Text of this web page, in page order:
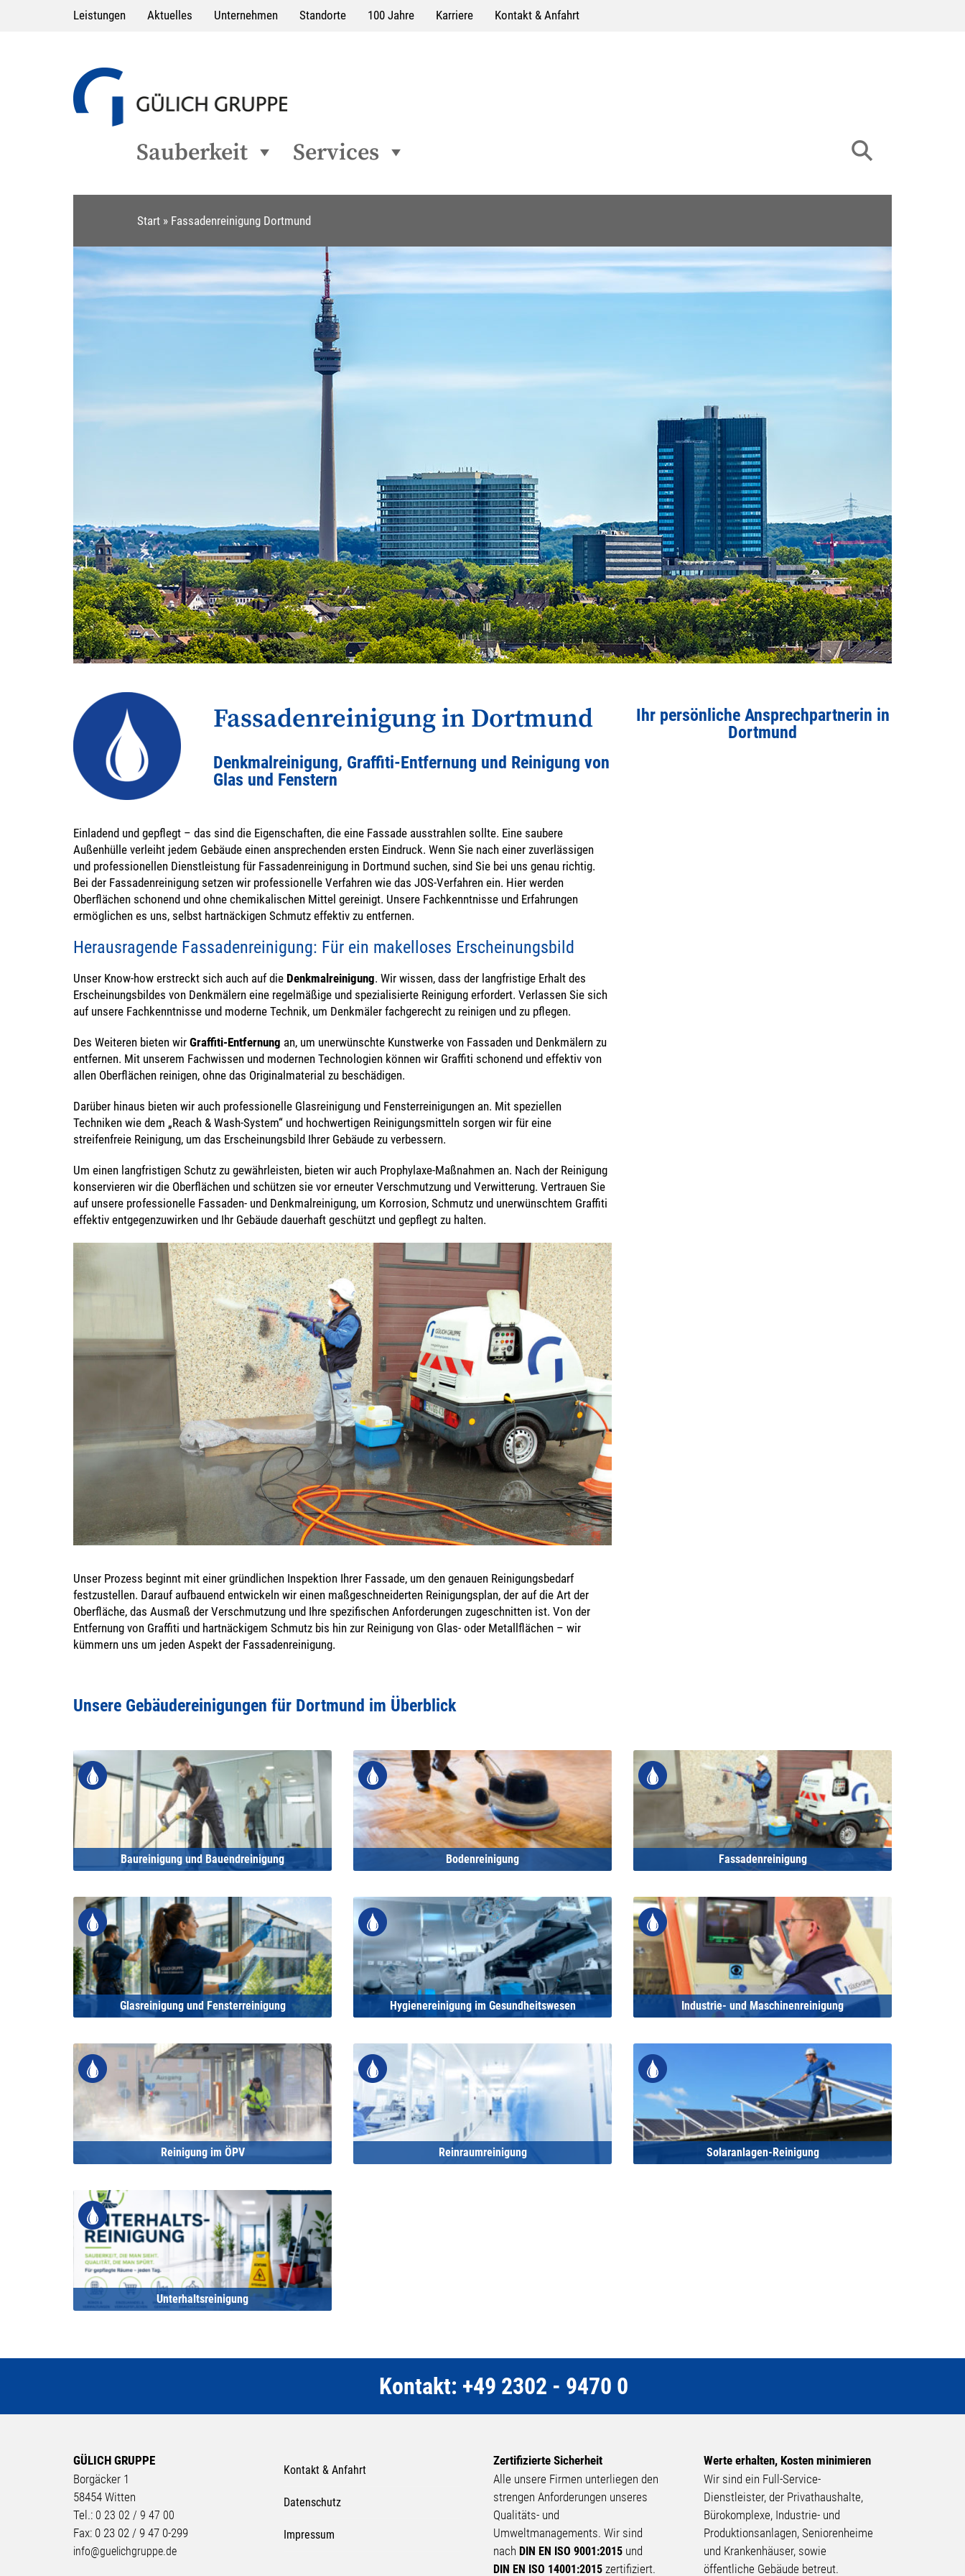
Leistungen Aktuelles Unternehmen Standorte 100 Jahre Karriere Kontakt & Anfahrt
Sauberkeit Services
Start » Fassadenreinigung Dortmund
Fassadenreinigung in Dortmund
Denkmalreinigung, Graffiti-Entfernung und Reinigung von
Glas und Fenstern
Einladend und gepflegt – das sind die Eigenschaften, die eine Fassade ausstrahlen sollte. Eine saubere
Außenhülle verleiht jedem Gebäude einen ansprechenden ersten Eindruck. Wenn Sie nach einer zuverlässigen
und professionellen Dienstleistung für Fassadenreinigung in Dortmund suchen, sind Sie bei uns genau richtig.
Bei der Fassadenreinigung setzen wir professionelle Verfahren wie das JOS-Verfahren ein. Hier werden
Oberflächen schonend und ohne chemikalischen Mittel gereinigt. Unsere Fachkenntnisse und Erfahrungen
ermöglichen es uns, selbst hartnäckigen Schmutz effektiv zu entfernen.
Herausragende Fassadenreinigung: Für ein makelloses Erscheinungsbild
Unser Know-how erstreckt sich auch auf die Denkmalreinigung. Wir wissen, dass der langfristige Erhalt des
Erscheinungsbildes von Denkmälern eine regelmäßige und spezialisierte Reinigung erfordert. Verlassen Sie sich
auf unsere Fachkenntnisse und moderne Technik, um Denkmäler fachgerecht zu reinigen und zu pflegen.
Des Weiteren bieten wir Graffiti-Entfernung an, um unerwünschte Kunstwerke von Fassaden und Denkmälern zu
entfernen. Mit unserem Fachwissen und modernen Technologien können wir Graffiti schonend und effektiv von
allen Oberflächen reinigen, ohne das Originalmaterial zu beschädigen.
Darüber hinaus bieten wir auch professionelle Glasreinigung und Fensterreinigungen an. Mit speziellen
Techniken wie dem „Reach & Wash-System“ und hochwertigen Reinigungsmitteln sorgen wir für eine
streifenfreie Reinigung, um das Erscheinungsbild Ihrer Gebäude zu verbessern.
Um einen langfristigen Schutz zu gewährleisten, bieten wir auch Prophylaxe-Maßnahmen an. Nach der Reinigung
konservieren wir die Oberflächen und schützen sie vor erneuter Verschmutzung und Verwitterung. Vertrauen Sie
auf unsere professionelle Fassaden- und Denkmalreinigung, um Korrosion, Schmutz und unerwünschtem Graffiti
effektiv entgegenzuwirken und Ihr Gebäude dauerhaft geschützt und gepflegt zu halten.
Unser Prozess beginnt mit einer gründlichen Inspektion Ihrer Fassade, um den genauen Reinigungsbedarf
festzustellen. Darauf aufbauend entwickeln wir einen maßgeschneiderten Reinigungsplan, der auf die Art der
Oberfläche, das Ausmaß der Verschmutzung und Ihre spezifischen Anforderungen zugeschnitten ist. Von der
Entfernung von Graffiti und hartnäckigem Schmutz bis hin zur Reinigung von Glas- oder Metallflächen – wir
kümmern uns um jeden Aspekt der Fassadenreinigung.
Ihr persönliche Ansprechpartnerin in
Dortmund
Unsere Gebäudereinigungen für Dortmund im Überblick
Baureinigung und Bauendreinigung Bodenreinigung Fassadenreinigung
Glasreinigung und Fensterreinigung Hygienereinigung im Gesundheitswesen Industrie- und Maschinenreinigung
Reinigung im ÖPV Reinraumreinigung Solaranlagen-Reinigung
Unterhaltsreinigung
Kontakt: +49 2302 - 9470 0
GÜLICH GRUPPE
Borgäcker 1
58454 Witten
Tel.: 0 23 02 / 9 47 00
Fax: 0 23 02 / 9 47 0-299
info@guelichgruppe.de
Kontakt & Anfahrt
Datenschutz
Impressum
Zertifizierte Sicherheit
Alle unsere Firmen unterliegen den
strengen Anforderungen unseres
Qualitäts- und
Umweltmanagements. Wir sind
nach DIN EN ISO 9001:2015 und
DIN EN ISO 14001:2015 zertifiziert.
Werte erhalten, Kosten minimieren
Wir sind ein Full-Service-
Dienstleister, der Privathaushalte,
Bürokomplexe, Industrie- und
Produktionsanlagen, Seniorenheime
und Krankenhäuser, sowie
öffentliche Gebäude betreut.